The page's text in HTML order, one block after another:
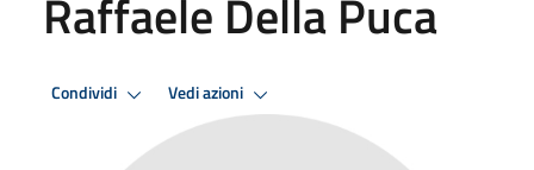
Raffaele Della Puca
Condividi Vedi azioni